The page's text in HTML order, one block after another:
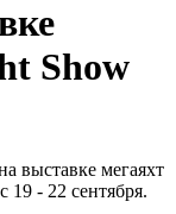
Show
выставке мегаяхт
19 - 22 сентября.